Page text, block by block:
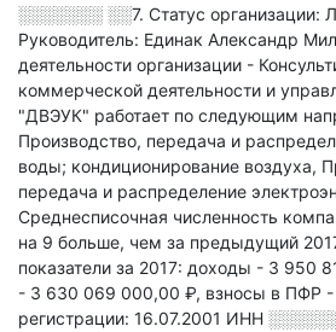
░░░░░░░ ░░7. Статус организации:
Руководитель: Единак Александр
деятельности организации -
коммерческой деятельности и
"ДВЭУК" работает по следующим
Производство, передача и
воды; кондиционирование воздуха,
передача и распределение
Среднесписочная численность
на 9 больше, чем за предыдущий
показатели за 2017: доходы - 3 950
- 3 630 069 000,00 ₽, взносы в ПФР
регистрации: 16.07.2001 ИНН